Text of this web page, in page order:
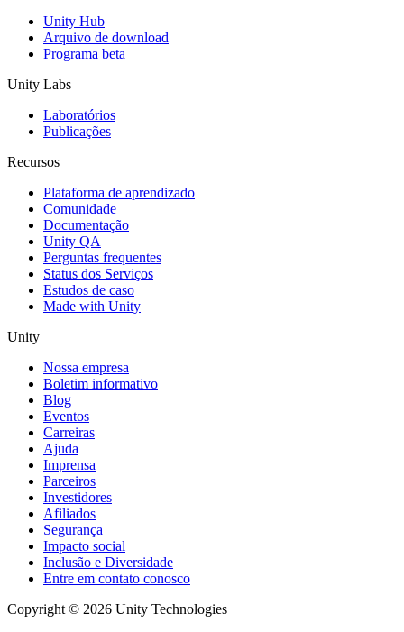
Unity Hub
Arquivo de download
Programa beta
Unity Labs
Laboratórios
Publicações
Recursos
Plataforma de aprendizado
Comunidade
Documentação
Unity QA
Perguntas frequentes
Status dos Serviços
Estudos de caso
Made with Unity
Unity
Nossa empresa
Boletim informativo
Blog
Eventos
Carreiras
Ajuda
Imprensa
Parceiros
Investidores
Afiliados
Segurança
Impacto social
Inclusão e Diversidade
Entre em contato conosco
Copyright © 2026 Unity Technologies